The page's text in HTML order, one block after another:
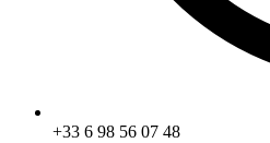
+33 6 98 56 07 48